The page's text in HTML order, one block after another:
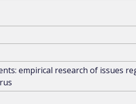
empirical research of issues